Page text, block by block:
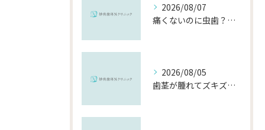
2026/08/07
痛くないのに虫歯？「痛みのない虫歯」が進行する理由と発見方法
2026/08/05
歯茎が腫れてズキズキ痛む時の応急処置と、早めに受診すべき理由